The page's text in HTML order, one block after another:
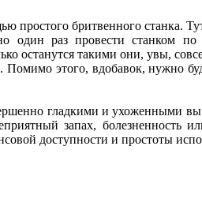
бритвенного станка.
один раз провести станком
останутся такими они, увы,
этого, вдобавок, нужно
гладкими и ухоженными
запах,
доступности и простоты